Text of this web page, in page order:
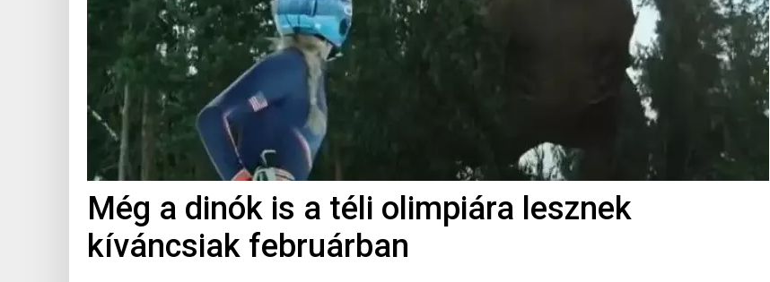
Még a dinók is a téli olimpiára lesznek
kíváncsiak februárban